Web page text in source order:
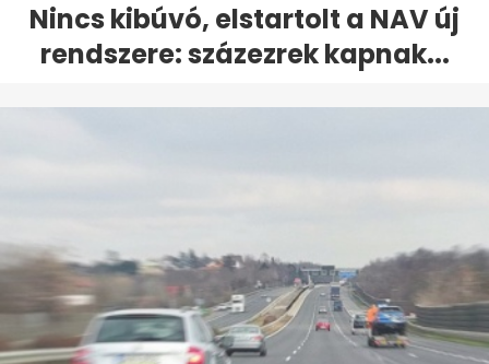
Nincs kibúvó, elstartolt a NAV új
rendszere: százezrek kapnak...